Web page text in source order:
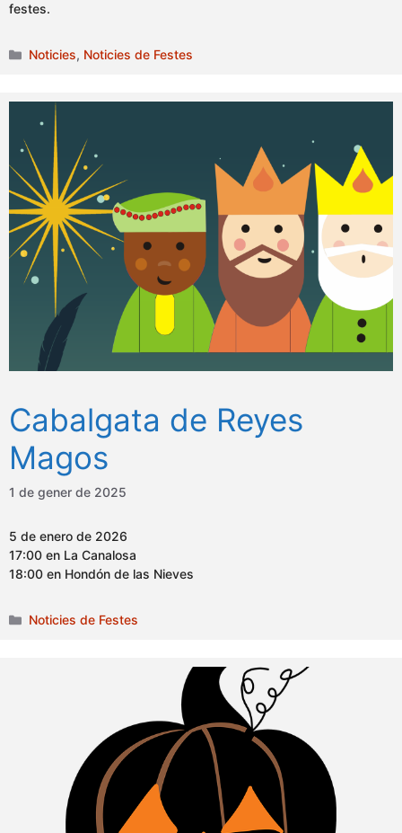
festes.
Categories
Noticies, Noticies de Festes
Cabalgata de Reyes
Magos
1 de gener de 2025
5 de enero de 2026
17:00 en La Canalosa
18:00 en Hondón de las Nieves
Categories
Noticies de Festes